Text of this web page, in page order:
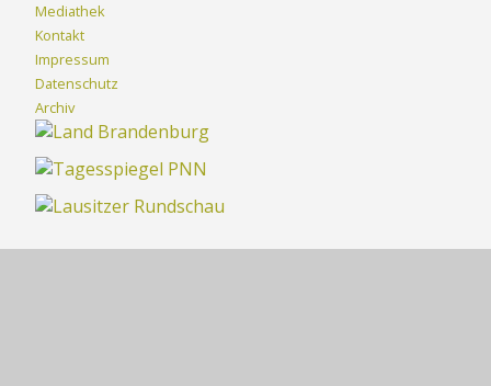
Mediathek
Kontakt
Impressum
Datenschutz
Archiv